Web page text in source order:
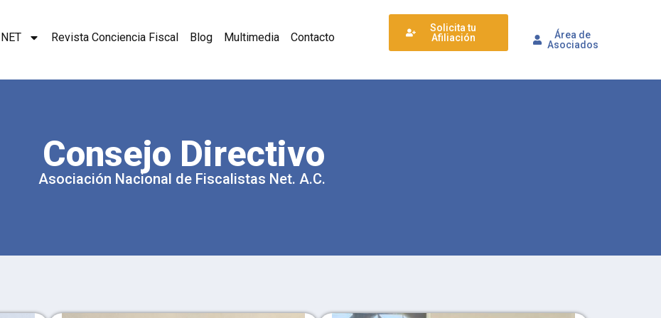
Revista Conciencia Fiscal Blog Multimedia Contacto
Solicita tu
Afiliación
Área de
Asociados
Consejo Directivo
Asociación Nacional de Fiscalistas Net. A.C.